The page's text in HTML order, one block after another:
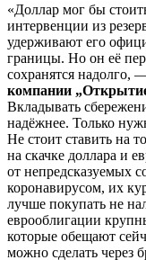
«Доллар мог бы
интервенции из
удерживают его
границы. Но он её
сохранятся надолго,
компании
Вкладывать
надёжнее. Только
Не стоит ставить на
на скачке доллара и
от непредсказуемых
коронавирусом, их
лучше покупать не
еврооблигации
которые обещают
можно сделать через